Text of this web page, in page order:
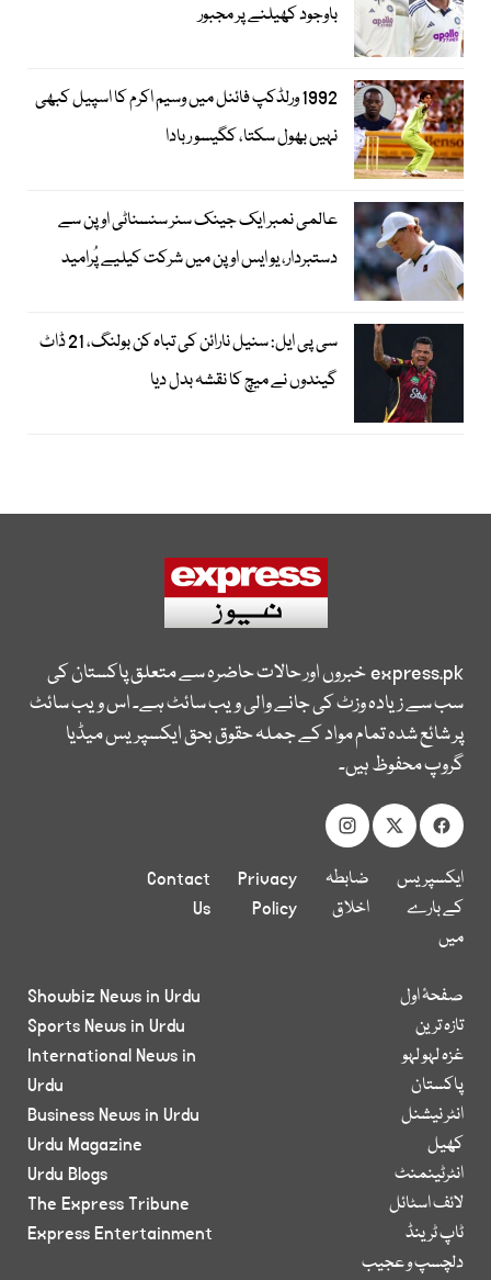
باوجود کھیلنے پر مجبور
1992 ورلڈکپ فائنل میں وسیم اکرم کا اسپیل کبھی
نہیں بھول سکتا، کگیسو ربادا
عالمی نمبر ایک جینک سنر سنسناٹی اوپن سے
دستبردار، یو ایس اوپن میں شرکت کیلیے پُرامید
سی پی ایل: سنیل نارائن کی تباہ کن بولنگ، 21 ڈاٹ
گیندوں نے میچ کا نقشہ بدل دیا
express.pkخبروں اور حالات حاضرہ سے متعلق پاکستان کی
سب سے زیادہ وزٹ کی جانے والی ویب سائٹ ہے۔ اس ویب سائٹ
پر شائع شدہ تمام مواد کے جملہ حقوق بحق ایکسپریس میڈیا
گروپ محفوظ ہیں۔
ایکسپریس
کے بارے
میں
ضابطہ
اخلاق
Privacy
Policy
Contact
Us
صفحۂ اول
تازہ ترین
غزہ لہو لہو
پاکستان
انٹر نیشنل
کھیل
انٹرٹینمنٹ
لائف اسٹائل
ٹاپ ٹرینڈ
دلچسپ و عجیب
Showbiz News in Urdu
Sports News in Urdu
International News in
Urdu
Business News in Urdu
Urdu Magazine
Urdu Blogs
The Express Tribune
Express Entertainment